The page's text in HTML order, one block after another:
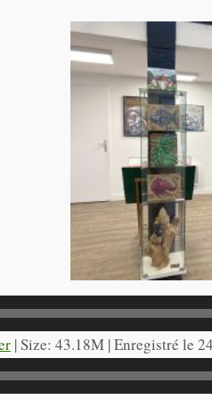
| Size: 43.18M | Enregistré le